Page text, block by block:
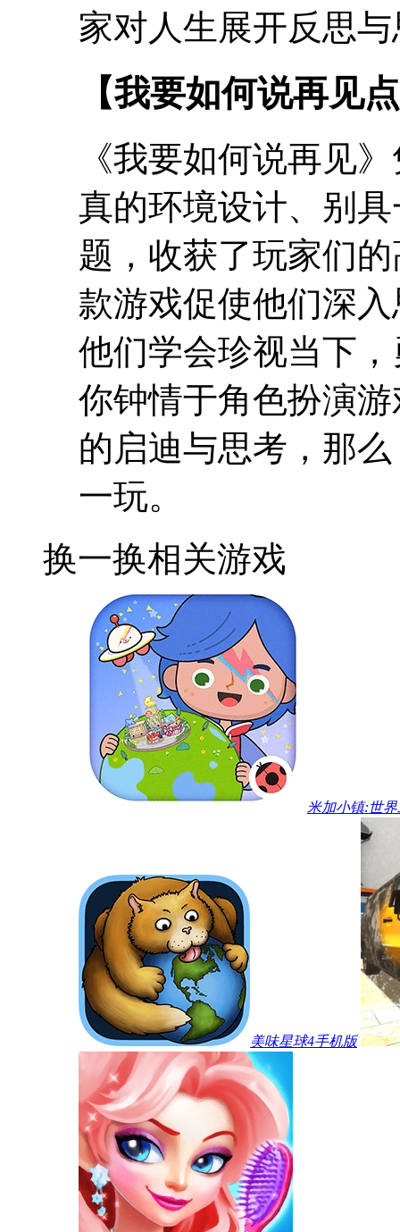
家对人生展开反思
【我要如何说再见
《我要如何说再见
真的环境设计、别
题，收获了玩家们
款游戏促使他们深
他们学会珍视当下
你钟情于角色扮演
的启迪与思考，那
一玩。
换一换相关游戏
米加小镇:世
美味星球4手机版